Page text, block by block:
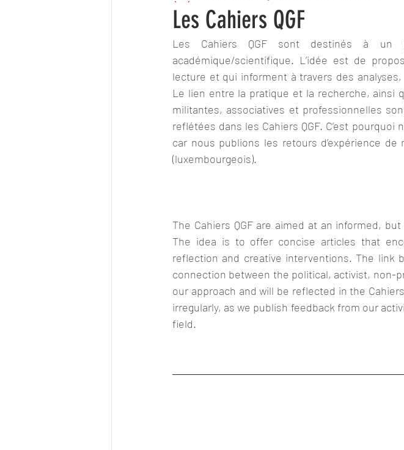
Les Cahiers QGF
Les Cahiers QGF sont destinés à un
académique/scientifique. L’idée est de
lecture et qui informent à travers des
Le lien entre la pratique et la recherche, ainsi
militantes, associatives et professionnelles
reflétées dans les Cahiers QGF. C’est
car nous publions les retours d’expérience
(luxembourgeois).
The Cahiers QGF are aimed at an informed,
The idea is to offer concise articles that
reflection and creative interventions. The link
connection between the political, activist, non-
our approach and will be reflected in the
irregularly, as we publish feedback from our
field.